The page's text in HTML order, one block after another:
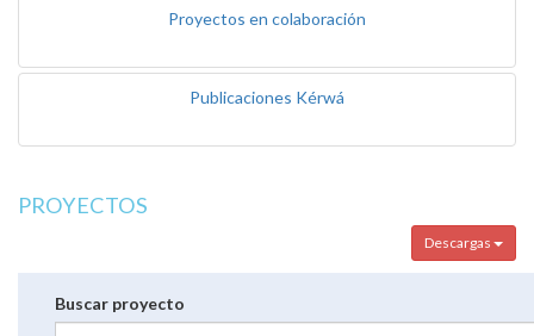
Proyectos en colaboración
Publicaciones Kérwá
PROYECTOS
Descargas
Buscar proyecto